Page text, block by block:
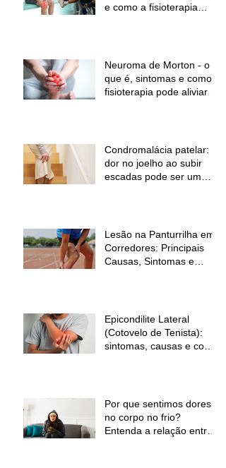
e como a fisioterapia
Neuroma de Morton - o
que é, sintomas e como a
fisioterapia pode aliviar a
Condromalácia patelar:
dor no joelho ao subir
escadas pode ser um
Lesão na Panturrilha em
Corredores: Principais
Causas, Sintomas e
Epicondilite Lateral
(Cotovelo de Tenista):
sintomas, causas e como
Por que sentimos dores
no corpo no frio?
Entenda a relação entre